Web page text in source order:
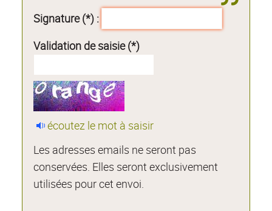
Signature (*) :
Validation de saisie (*)
écoutez le mot à saisir
Les adresses emails ne seront pas
conservées. Elles seront exclusivement
utilisées pour cet envoi.